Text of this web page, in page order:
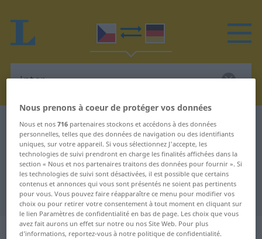
Dictionnaire Tchèque-Allemand inter-
Traduction Tchèque-Allemand de
"inter-"
"inter-" - traduction Allemand
„inter-“
Nous prenons à coeur de protéger vos données
Nous et nos716 partenaires stockons et accédons à des données
personnelles, telles que des données de navigation ou des identifiants
uniques, sur votre appareil. Si vous sélectionnez J'accepte, les
technologies de suivi prendront en charge les finalités affichées dans la
section « Nous et nos partenaires traitons des données pour fournir ». Si
les technologies de suivi sont désactivées, il est possible que certains
contenus et annonces qui vous sont présentés ne soient pas pertinents
pour vous. Vous pouvez faire réapparaître ce menu pour modifier vos
choix ou pour retirer votre consentement à tout moment en cliquant sur
le lien Paramètres de confidentialité en bas de page. Les choix que vous
avez fait aurons un effet sur notre ou nos Site Web. Pour plus
d’informations, reportez-vous à notre politique de confidentialité.